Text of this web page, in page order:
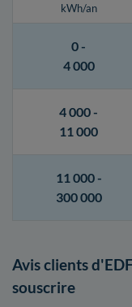
kWh/an
0 -
4 000
4 000 -
11 000
11 000 -
300 000
Avis clients
souscrire